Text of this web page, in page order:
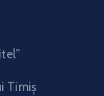
Timiş